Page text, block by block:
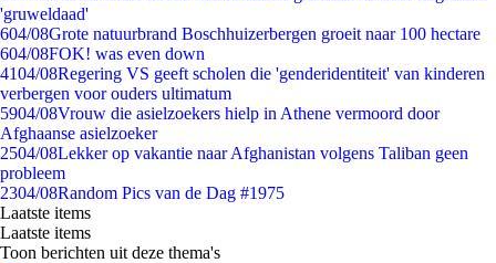
'gruweldaad'
604/08Grote natuurbrand Boschhuizerbergen groeit naar 100 hectare
604/08FOK! was even down
4104/08Regering VS geeft scholen die 'genderidentiteit' van kinderen
verbergen voor ouders ultimatum
5904/08Vrouw die asielzoekers hielp in Athene vermoord door
Afghaanse asielzoeker
2504/08Lekker op vakantie naar Afghanistan volgens Taliban geen
probleem
2304/08Random Pics van de Dag #1975
Laatste items
Laatste items
Toon berichten uit deze thema's